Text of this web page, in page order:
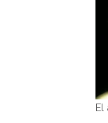
El